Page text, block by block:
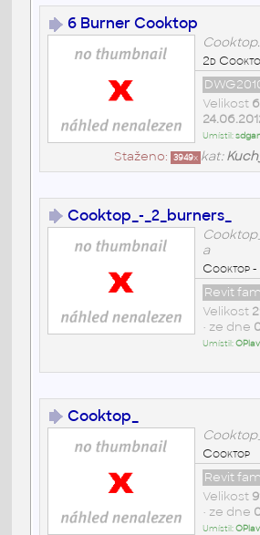
6 Burner Cooktop
2d
kat:
Staženo: 3949x
Velikost
Umístil:
Cooktop_-_2_burners_
a
Cooktop -
Revit
Velikost
• ze dne
Umístil:
Cooktop_
Cooktop
Revit
Velikost
• ze dne
Umístil: